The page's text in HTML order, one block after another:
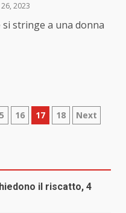
2023
stringe a una donna
16 17 18 Next
il riscatto, 4